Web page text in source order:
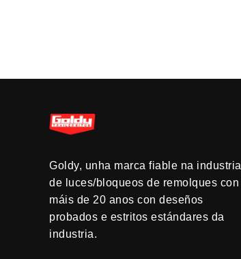
Goldy, unha marca fiable na industria
de luces/bloqueos de remolques con
máis de 20 anos con deseños
probados e estritos estándares da
industria.